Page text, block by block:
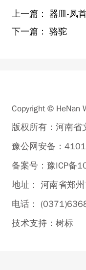
上一篇： 器皿-凤
下一篇： 骆驼
Copyright © HeNan
版权所有：河南省
豫公网安备：
备案号：豫ICP备
地址： 河南省郑
电话：
技术支持： 树标